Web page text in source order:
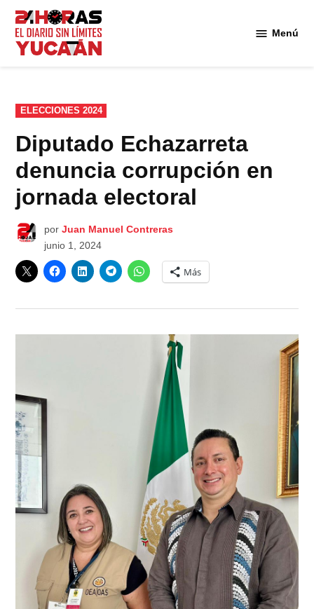
Saltar
contenido
Menú
PUBLICADO
EN
ELECCIONES 2024
Diputado Echazarreta
denuncia corrupción en
jornada electoral
por Juan Manuel Contreras
junio 1, 2024
Más